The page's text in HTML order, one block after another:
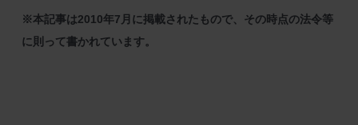
※本記事は2010年7月に掲載されたもので、その時点の法令等
に則って書かれています。